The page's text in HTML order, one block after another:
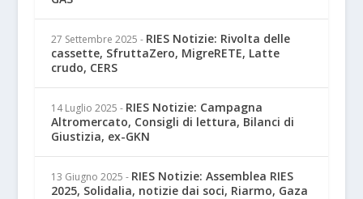
27 Settembre 2025 - RIES Notizie: Rivolta delle
cassette, SfruttaZero, MigreRETE, Latte
crudo, CERS
14 Luglio 2025 - RIES Notizie: Campagna
Altromercato, Consigli di lettura, Bilanci di
Giustizia, ex-GKN
13 Giugno 2025 - RIES Notizie: Assemblea RIES
2025, Solidalia, notizie dai soci, Riarmo, Gaza